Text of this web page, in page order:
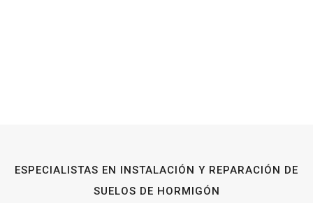
ESPECIALISTAS EN INSTALACIÓN Y REPARACIÓN DE
SUELOS DE HORMIGÓN